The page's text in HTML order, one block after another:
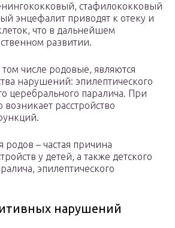
стафилококковый
энцефалит приводят к отеку и
что в дальнейшем
развитии.
числе родовые, являются
нарушений: эпилептического
церебрального паралича. При
расстройство
родов – частая причина
у детей, а также детского
эпилептического
нарушений